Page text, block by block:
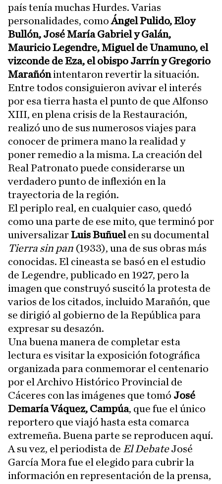
país tenía muchas Hurdes. Varias
personalidades, comoÁngel Pulido, Eloy
Bullón, José María Gabriel y Galán,
Mauricio Legendre, Miguel de Unamuno, el
vizconde de Eza, el obispo Jarrín y Gregorio
Marañónintentaron revertir la situación.
Entre todos consiguieron avivar el interés
por esa tierra hasta el punto de que Alfonso
XIII, en plena crisis de la Restauración,
realizó uno de sus numerosos viajes para
conocer de primera mano la realidad y
poner remedio a la misma. La creación del
Real Patronato puede considerarse un
verdadero punto de inflexión en la
trayectoria de la región.
El periplo real, en cualquier caso, quedó
como una parte de ese mito, que terminó por
universalizarLuis Buñuelen su documental
Tierra sin pan (1933), una de sus obras más
conocidas. El cineasta se basó en el estudio
de Legendre, publicado en 1927, pero la
imagen que construyó suscitó la protesta de
varios de los citados, incluido Marañón, que
se dirigió al gobierno de la República para
expresar su desazón.
Una buena manera de completar esta
lectura es visitar la exposición fotográfica
organizada para conmemorar el centenario
por el Archivo Histórico Provincial de
Cáceres con las imágenes que tomó José
Demaría Váquez, Campúa, que fue el único
reportero que viajó hasta esta comarca
extremeña. Buena parte se reproducen aquí.
A su vez, el periodista de El DebateJosé
García Mora fue el elegido para cubrir la
información en representación de la prensa,